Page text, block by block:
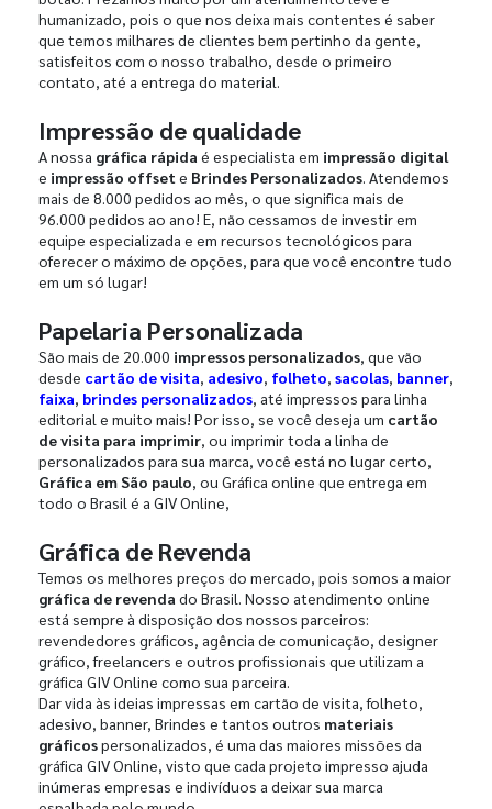
humanizado, pois o que nos deixa mais contentes é saber
que temos milhares de clientes bem pertinho da gente,
satisfeitos com o nosso trabalho, desde o primeiro
contato, até a entrega do material.
Impressão de qualidade
A nossa gráfica rápida é especialista em impressão digital
e impressão offset e Brindes Personalizados. Atendemos
mais de 8.000 pedidos ao mês, o que significa mais de
96.000 pedidos ao ano! E, não cessamos de investir em
equipe especializada e em recursos tecnológicos para
oferecer o máximo de opções, para que você encontre tudo
em um só lugar!
Papelaria Personalizada
São mais de 20.000 impressos personalizados, que vão
desde cartão de visita, adesivo, folheto, sacolas, banner,
faixa, brindes personalizados, até impressos para linha
editorial e muito mais! Por isso, se você deseja um cartão
de visita para imprimir, ou imprimir toda a linha de
personalizados para sua marca, você está no lugar certo,
Gráfica em São paulo, ou Gráfica online que entrega em
todo o Brasil é a GIV Online,
Gráfica de Revenda
Temos os melhores preços do mercado, pois somos a maior
gráfica de revenda do Brasil. Nosso atendimento online
está sempre à disposição dos nossos parceiros:
revendedores gráficos, agência de comunicação, designer
gráfico, freelancers e outros profissionais que utilizam a
gráfica GIV Online como sua parceira.
Dar vida às ideias impressas em cartão de visita, folheto,
adesivo, banner, Brindes e tantos outros materiais
gráficospersonalizados, é uma das maiores missões da
gráfica GIV Online, visto que cada projeto impresso ajuda
inúmeras empresas e indivíduos a deixar sua marca